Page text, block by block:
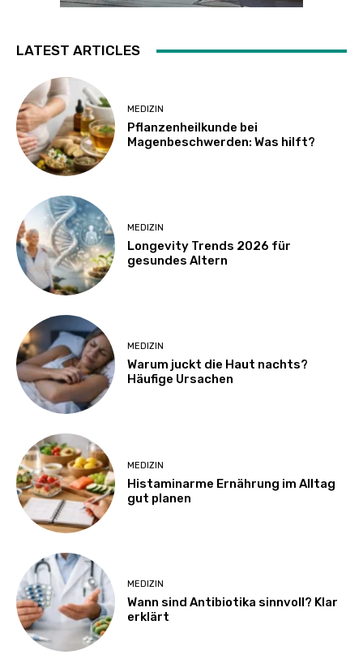
LATEST ARTICLES
MEDIZIN
Pflanzenheilkunde bei
Magenbeschwerden: Was hilft?
MEDIZIN
Longevity Trends 2026 für
gesundes Altern
MEDIZIN
Warum juckt die Haut nachts?
Häufige Ursachen
MEDIZIN
Histaminarme Ernährung im Alltag
gut planen
MEDIZIN
Wann sind Antibiotika sinnvoll? Klar
erklärt